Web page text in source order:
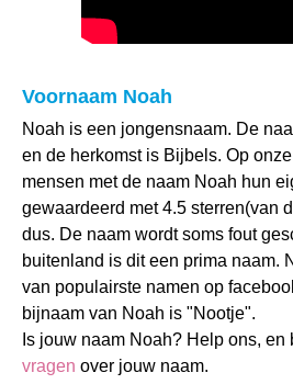
Voornaam Noah
Noah is een jongensnaam. De
en de herkomst is Bijbels. Op
mensen met de naam Noah hun
gewaardeerd met 4.5 sterren(van
dus. De naam wordt soms fout
buitenland is dit een prima naam.
van populairste namen op
bijnaam van Noah is "Nootje".
Is jouw naam Noah? Help ons, en
vragen over jouw naam.